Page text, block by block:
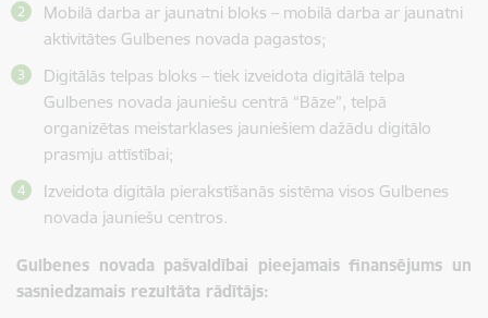
Mobilā darba ar jaunatni bloks – mobilā darba ar jaunatni
aktivitātes Gulbenes novada pagastos;
Digitālās telpas bloks – tiek izveidota digitālā telpa
Gulbenes novada jauniešu centrā “Bāze”, telpā
organizētas meistarklases jauniešiem dažādu digitālo
prasmju attīstībai;
Izveidota digitāla pierakstīšanās sistēma visos Gulbenes
novada jauniešu centros.
Gulbenes novada pašvaldībai pieejamais finansējums un
sasniedzamais rezultāta rādītājs: